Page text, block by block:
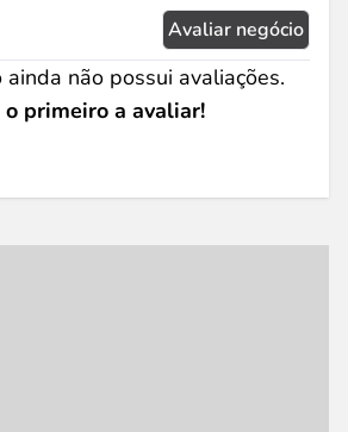
Avaliar negócio
ainda não possui avaliações.
o primeiro a avaliar!